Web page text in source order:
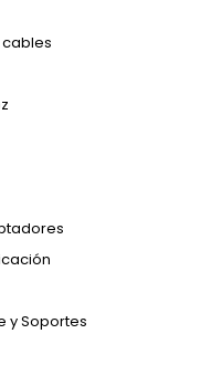
y Soportes